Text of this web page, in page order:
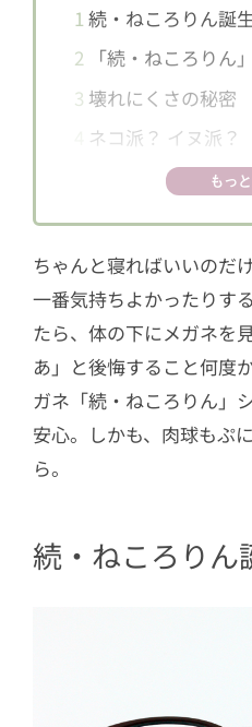
1 続・ねころりん誕
2 「続・ねころりん
3 壊れにくさの秘密
ネコ派？ イヌ派？
ネコ派
4.2イヌ派
もっ
ちゃんと寝ればいいのだ
一番気持ちよかったりす
たら、体の下にメガネを
あ」と後悔すること何度
ガネ「続・ねころりん」
安心。しかも、肉球もぷ
ら。
続・ねころりん